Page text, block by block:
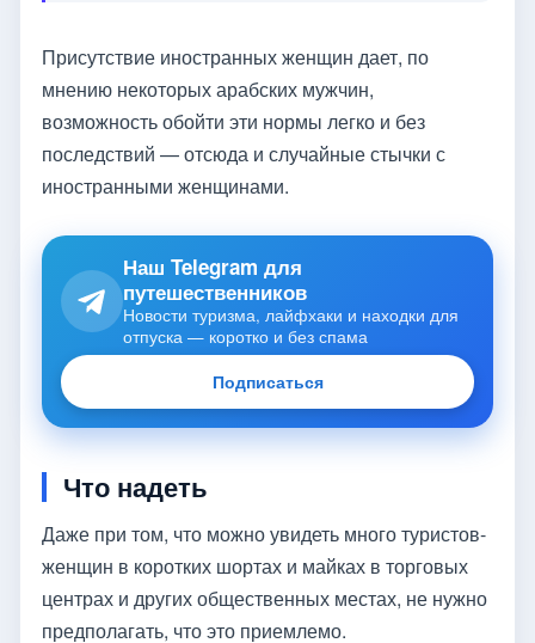
Присутствие иностранных женщин дает, по
мнению некоторых арабских мужчин,
возможность обойти эти нормы легко и без
последствий — отсюда и случайные стычки с
иностранными женщинами.
Наш Telegram для
путешественников
Новости туризма, лайфхаки и находки для
отпуска — коротко и без спама
Подписаться
Что надеть
Даже при том, что можно увидеть много туристов-
женщин в коротких шортах и ​​майках в торговых
центрах и других общественных местах, не нужно
предполагать, что это приемлемо.